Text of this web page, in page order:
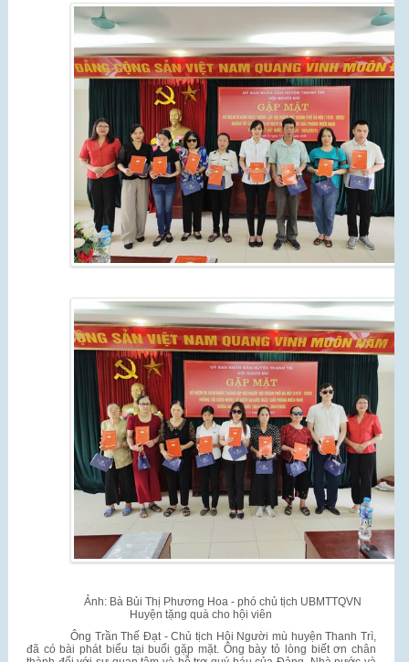
Ảnh: Bà Bủi Thị Phương Hoa - phó chủ tịch UBMTTQVN
Huyện tặng quà cho hội viên
Ông Trần Thế Đạt - Chủ tịch Hội Người mù huyện Thanh Trì,
đã có bài phát biểu tại buổi gặp mặt. Ông bày tỏ lòng biết ơn chân